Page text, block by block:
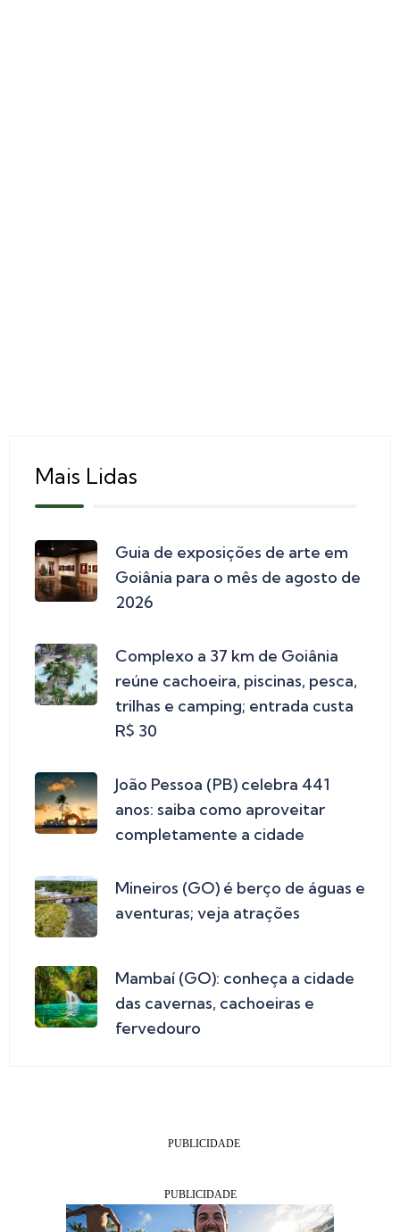
Mais Lidas
Guia de exposições de arte em
Goiânia para o mês de agosto de
2026
Complexo a 37 km de Goiânia
reúne cachoeira, piscinas, pesca,
trilhas e camping; entrada custa
R$ 30
João Pessoa (PB) celebra 441
anos: saiba como aproveitar
completamente a cidade
Mineiros (GO) é berço de águas e
aventuras; veja atrações
Mambaí (GO): conheça a cidade
das cavernas, cachoeiras e
fervedouro